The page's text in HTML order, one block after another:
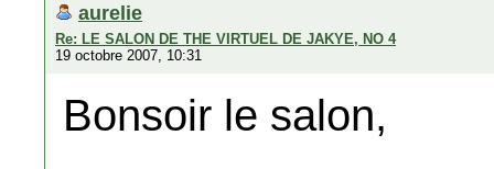
aurelie
Re: LE SALON DE THE VIRTUEL DE JAKYE, NO 4
19 octobre 2007, 10:31
Bonsoir le salon,